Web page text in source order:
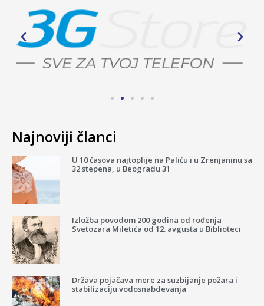
Najnoviji članci
U 10 časova najtoplije na Paliću i u Zrenjaninu sa
32 stepena, u Beogradu 31
Izložba povodom 200 godina od rođenja
Svetozara Miletića od 12. avgusta u Biblioteci
Država pojačava mere za suzbijanje požara i
stabilizaciju vodosnabdevanja